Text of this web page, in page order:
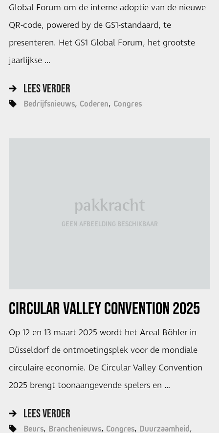
Global Forum om de interne adoptie van de nieuwe
QR-code, powered by de GS1-standaard, te
presenteren. Het GS1 Global Forum, het grootste
jaarlijkse …
LEES VERDER
Bedrijfsnieuws Coderen Congres
pakkracht
GEEN AFBEELDING BESCHIKBAAR
CIRCULAR VALLEY CONVENTION 2025
Op 12 en 13 maart 2025 wordt het Areal Böhler in
Düsseldorf de ontmoetingsplek voor de mondiale
circulaire economie. De Circular Valley Convention
2025 brengt toonaangevende spelers en …
LEES VERDER
Beurs Branchenieuws Congres Duurzaamheid